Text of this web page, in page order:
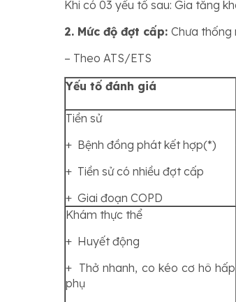
Khi có 03 yếu tố sau: Gia tăng
2. Mức độ đợt cấp: Chưa thống
– Theo ATS/ETS
Yếu tố đánh giá
Tiền sử
+ Bệnh đồng phát kết hợp(*)
+ Tiền sử có nhiều đợt cấp
+ Giai đoạn COPD
Khám thực thể
+ Huyết động
+ Thở nhanh, co kéo cơ hô hấp
phụ